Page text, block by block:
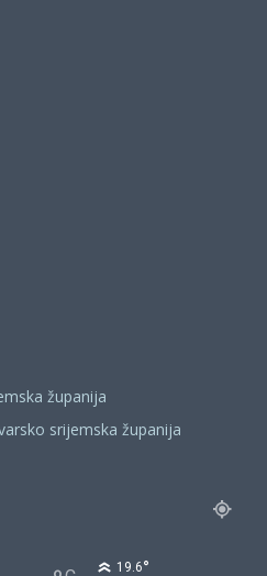
županija
srijemska županija
19.6°